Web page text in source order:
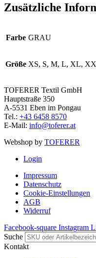
Zusätzliche
Farbe GRAU
Größe XS, S, M, L, XL,
TOFERER Textil GmbH
Hauptstraße 350
A-5531 Eben im Pongau
Tel.: +43 6458 8570
E-Mail: info@toferer.at
Webshop by TOFERER
Login
Impressum
Datenschutz
Cookie-Einstellungen
AGB
Widerruf
Facebook-square Instagram
Suche
Kontakt